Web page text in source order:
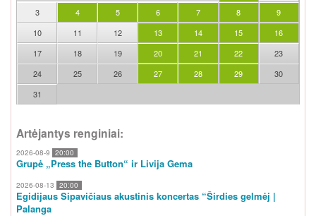
3
4 5 6 7 8
9
10
11 12 13 14 15
16
17
18 19 20 21 22
23
24
25 26 27 28 29
30
31
Artėjantys renginiai:
2026-08-9 20:00
Grupė „Press the Button“ ir Livija Gema
2026-08-13 20:00
Egidijaus Sipavičiaus akustinis koncertas “Širdies gelmėj |
Palanga